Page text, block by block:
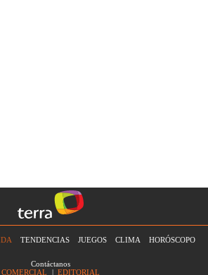
TENDENCIAS JUEGOS CLIMA HORÓSCOPO
Contáctanos
COMERCIAL
| EDITORIAL